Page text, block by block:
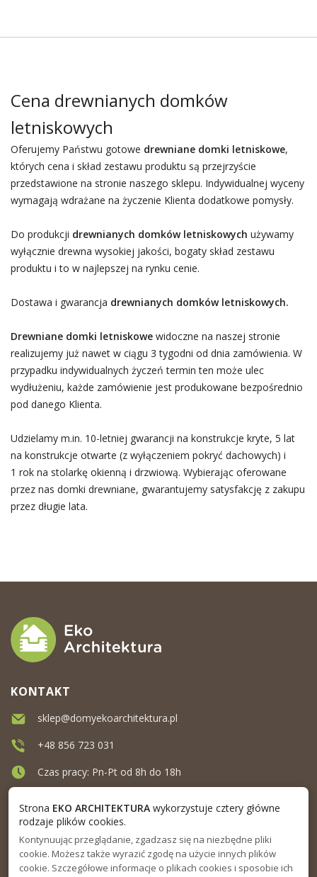
Cena drewnianych domków
letniskowych
Oferujemy Państwu gotowe drewniane domki letniskowe,
których cena i skład zestawu produktu są przejrzyście
przedstawione na stronie naszego sklepu. Indywidualnej wyceny
wymagają wdrażane na życzenie Klienta dodatkowe pomysły.
Do produkcji drewnianych domków letniskowych używamy
wyłącznie drewna wysokiej jakości, bogaty skład zestawu
produktu i to w najlepszej na rynku cenie.
Dostawa i gwarancja drewnianych domków letniskowych.
Drewniane domki letniskowe widoczne na naszej stronie
realizujemy już nawet w ciągu 3 tygodni od dnia zamówienia. W
przypadku indywidualnych życzeń termin ten może ulec
wydłużeniu, każde zamówienie jest produkowane bezpośrednio
pod danego Klienta.
Udzielamy m.in. 10-letniej gwarancji na konstrukcje kryte, 5 lat
na konstrukcje otwarte (z wyłączeniem pokryć dachowych) i
1 rok na stolarkę okienną i drzwiową. Wybierając oferowane
przez nas domki drewniane, gwarantujemy satysfakcję z zakupu
przez długie lata.
MENU
KONTAKT
sklep@domyekoarchitektura.pl
+48 856 723 031
Czas pracy: Pn-Pt od 8h do 18h
Strona EKO ARCHITEKTURAwykorzystuje cztery główne
rodzaje plików cookies.
Kontynuując przeglądanie, zgadzasz się na niezbędne pliki
cookie. Możesz także wyrazić zgodę na użycie innych plików
cookie. Szczegółowe informacje o plikach cookies i sposobie ich